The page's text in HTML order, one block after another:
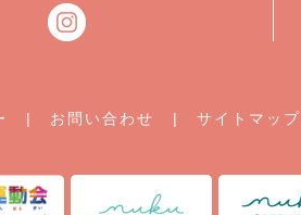
| お問い合わせ | サイトマップ